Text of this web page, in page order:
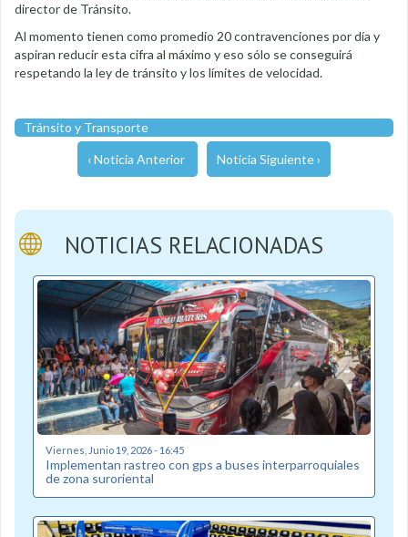
director de Tránsito.
Al momento tienen como promedio 20 contravenciones por día y
aspiran reducir esta cifra al máximo y eso sólo se conseguirá
respetando la ley de tránsito y los límites de velocidad.
Tránsito y Transporte
‹ Noticia Anterior Noticia Siguiente ›
NOTICIAS RELACIONADAS
Viernes, Junio 19, 2026 - 16:45
Implementan rastreo con gps a buses interparroquiales
de zona suroriental